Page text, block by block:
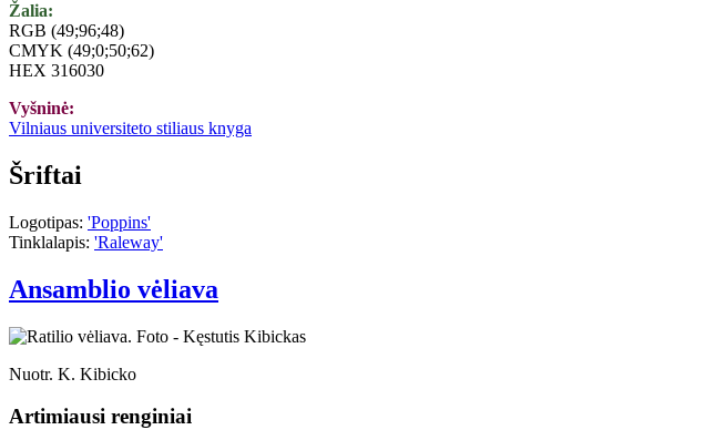
Žalia:
RGB (49;96;48)
CMYK (49;0;50;62)
HEX 316030
Vyšninė:
Vilniaus universiteto stiliaus knyga
Šriftai
Logotipas: 'Poppins'
Tinklalapis: 'Raleway'
Ansamblio vėliava
Nuotr. K. Kibicko
Artimiausi renginiai